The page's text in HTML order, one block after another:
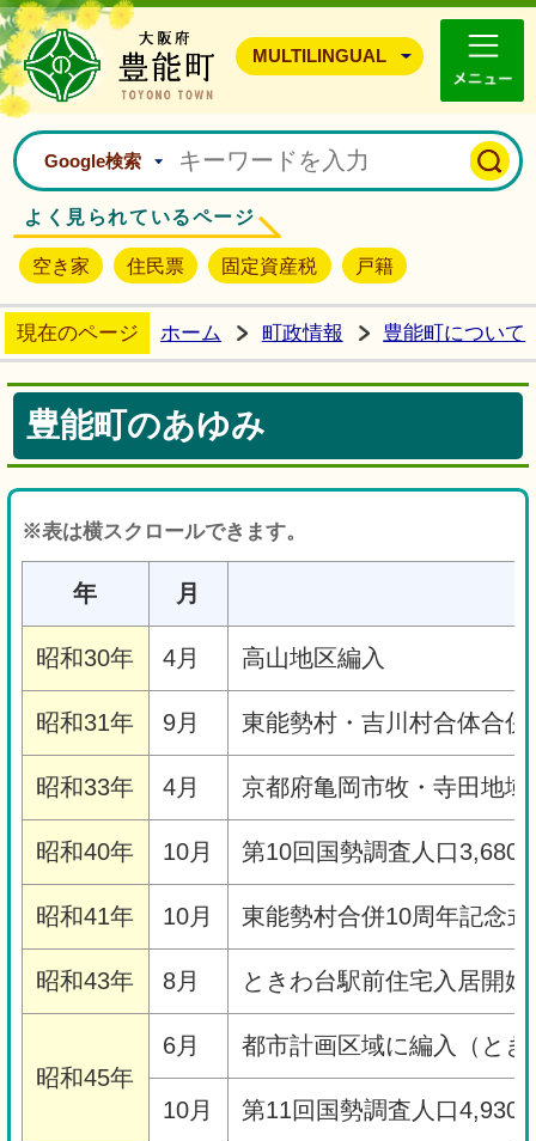
豊能町ホームページ
MULTILINGUAL
Google検索
よく見られているページ
空き家 住民票 固定資産税 戸籍
現在のページ ホーム 町政情報 豊能町について
豊能町のあゆみ
※表は横スクロールできます。
年 月
昭和30年 4月 高山地区編入
昭和31年 9月 東能勢村・吉川村合体合
昭和33年 4月 京都府亀岡市牧・寺田地
昭和40年 10月 第10回国勢調査人口3,680
昭和41年 10月 東能勢村合併10周年記念
昭和43年 8月 ときわ台駅前住宅入居開始
昭和45年
6月 都市計画区域に編入（と
10月 第11回国勢調査人口4,930